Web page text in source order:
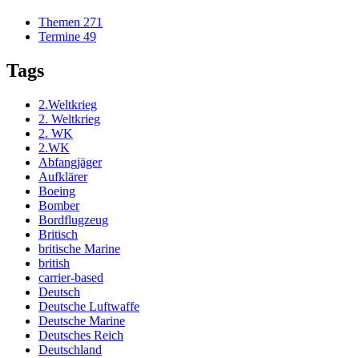
Themen 271
Termine 49
Tags
2.Weltkrieg
2. Weltkrieg
2. WK
2.WK
Abfangjäger
Aufklärer
Boeing
Bomber
Bordflugzeug
Britisch
britische Marine
british
carrier-based
Deutsch
Deutsche Luftwaffe
Deutsche Marine
Deutsches Reich
Deutschland